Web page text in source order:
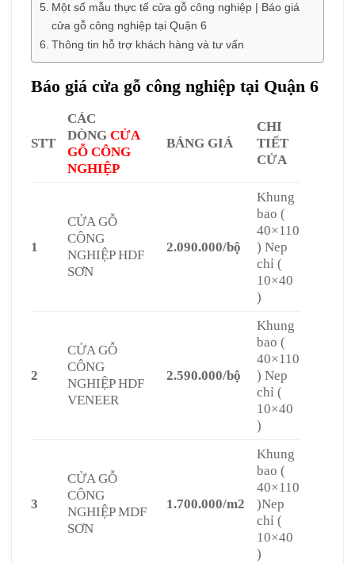
Một số mẫu thực tế cửa gỗ công nghiệp | Báo giá
cửa gỗ công nghiệp tại Quận 6
Thông tin hỗ trợ khách hàng và tư vấn
Báo giá cửa gỗ công nghiệp tại Quận 6
STT
CÁC
DÒNG CỬA
GỖ CÔNG
NGHIỆP
BẢNG GIÁ
CHI
TIẾT
CỬA
1
CỬA GỖ
CÔNG
NGHIỆP HDF
SƠN
2.090.000/bộ
Khung
bao (
40×110
) Nep
chỉ (
10×40
)
2
CỬA GỖ
CÔNG
NGHIỆP HDF
VENEER
2.590.000/bộ
Khung
bao (
40×110
) Nep
chỉ (
10×40
)
3
CỬA GỖ
CÔNG
NGHIỆP MDF
SƠN
1.700.000/m2
Khung
bao (
40×110
)Nep
chỉ (
10×40
)